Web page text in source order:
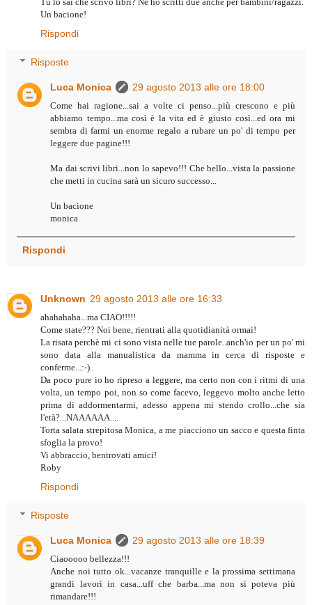
Un bacione!
Rispondi
Risposte
Luca Monica 29 agosto 2013 alle ore 18:00
Come hai ragione...sai a volte ci penso...più crescono e più
abbiamo tempo...ma così è la vita ed è giusto così...ed ora mi
sembra di farmi un enorme regalo a rubare un po' di tempo per
leggere due pagine!!!
Ma dai scrivi libri...non lo sapevo!!! Che bello...vista la passione
che metti in cucina sarà un sicuro successo...
Un bacione
monica
Rispondi
Unknown 29 agosto 2013 alle ore 16:33
ahahahaha...ma CIAO!!!!!
Come state??? Noi bene, rientrati alla quotidianità ormai!
La risata perchè mi ci sono vista nelle tue parole..anch'io per un po' mi
sono data alla manualistica da mamma in cerca di risposte e
conferme...:-)..
Da poco pure io ho ripreso a leggere, ma certo non con i ritmi di una
volta, un tempo poi, non so come facevo, leggevo molto anche letto
prima di addormentarmi, adesso appena mi stendo crollo...che sia
l'età?...NAAAAAA....
Torta salata strepitosa Monica, a me piacciono un sacco e questa finta
sfoglia la provo!
Vi abbraccio, bentrovati amici!
Roby
Rispondi
Risposte
Luca Monica 29 agosto 2013 alle ore 18:39
Ciaooooo bellezza!!!
Anche noi tutto ok...vacanze tranquille e la prossima settimana
grandi lavori in casa...uff che barba...ma non si poteva più
rimandare!!!